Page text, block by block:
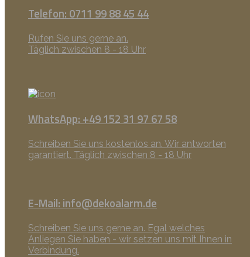
Telefon: 0711 99 88 45 44
Rufen Sie uns gerne an.
Täglich zwischen 8 - 18 Uhr
WhatsApp: +49 152 31 97 67 58
Schreiben Sie uns kostenlos an. Wir antworten
garantiert. Täglich zwischen 8 - 18 Uhr
E-Mail: info@dekoalarm.de
Schreiben Sie uns gerne an. Egal welches
Anliegen Sie haben - wir setzen uns mit Ihnen in
Verbindung.